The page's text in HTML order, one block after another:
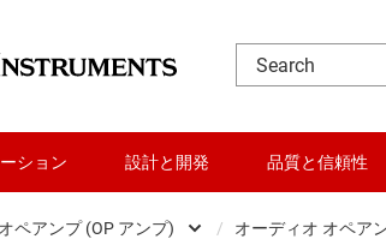
ション 設計と開発 品質と信頼性
オペアンプ (OP アンプ) / オーディオ オペア